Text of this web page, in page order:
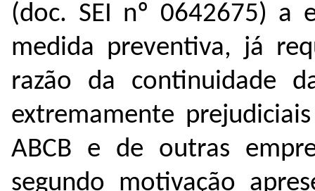
(doc. SEI nº 0642675) a
medida preventiva, já
razão da continuidade
extremamente
ABCB e de outras
segundo motivação